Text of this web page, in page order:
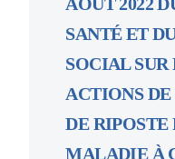
SANTÉ ET
SOCIAL SUR
ACTIONS
DE RIPOSTE
MALADIE À